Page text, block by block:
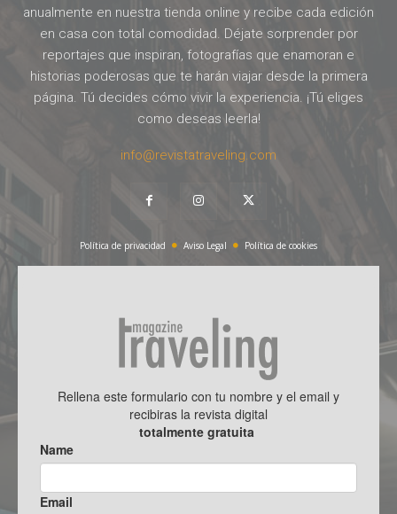
anualmente en nuestra tienda online y recibe cada edición
en casa con total comodidad. Déjate sorprender por
reportajes que inspiran, fotografías que enamoran e
historias poderosas que te harán viajar desde la primera
página. Tú decides cómo vivir la experiencia. ¡Tú eliges
como deseas leerla!
info@revistatraveling.com
Política de privacidad Aviso Legal Política de cookies